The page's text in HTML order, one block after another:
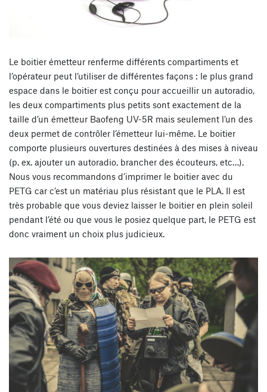
Le boitier émetteur renferme différents compartiments et
l’opérateur peut l’utiliser de différentes façons : le plus grand
espace dans le boitier est conçu pour accueillir un autoradio,
les deux compartiments plus petits sont exactement de la
taille d’un émetteur Baofeng UV-5R mais seulement l’un des
deux permet de contrôler l’émetteur lui-même. Le boitier
comporte plusieurs ouvertures destinées à des mises à niveau
(p. ex. ajouter un autoradio, brancher des écouteurs, etc…).
Nous vous recommandons d’imprimer le boitier avec du
PETG car c’est un matériau plus résistant que le PLA. Il est
très probable que vous deviez laisser le boitier en plein soleil
pendant l’été ou que vous le posiez quelque part, le PETG est
donc vraiment un choix plus judicieux.